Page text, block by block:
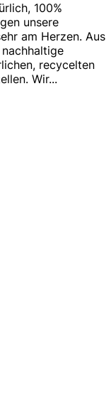
100%
unsere
am Herzen. Aus
recycelten
Wir...